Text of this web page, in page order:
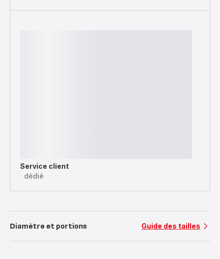
Service client
dédié
Diamètre et portions Guide des tailles